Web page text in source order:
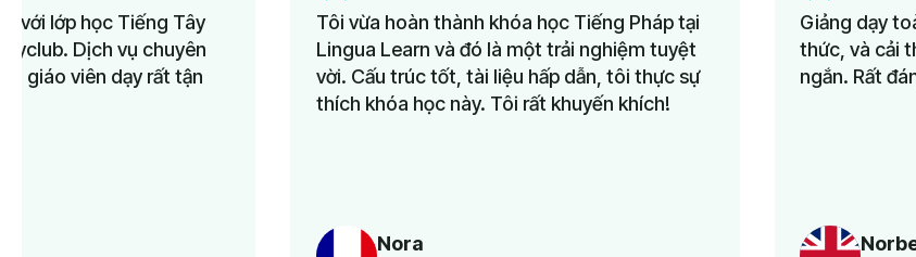
Tôi vừa hoàn thành khóa học Tiếng Pháp tại
Lingua Learn và đó là một trải nghiệm tuyệt
vời. Cấu trúc tốt, tài liệu hấp dẫn, tôi thực sự
thích khóa học này. Tôi rất khuyến khích!
Giảng dạy toàn diện, giáo viên giàu kiến
thức, và cải thiện trình độ trong thời gian
ngắn. Rất đáng khuyến nghị!